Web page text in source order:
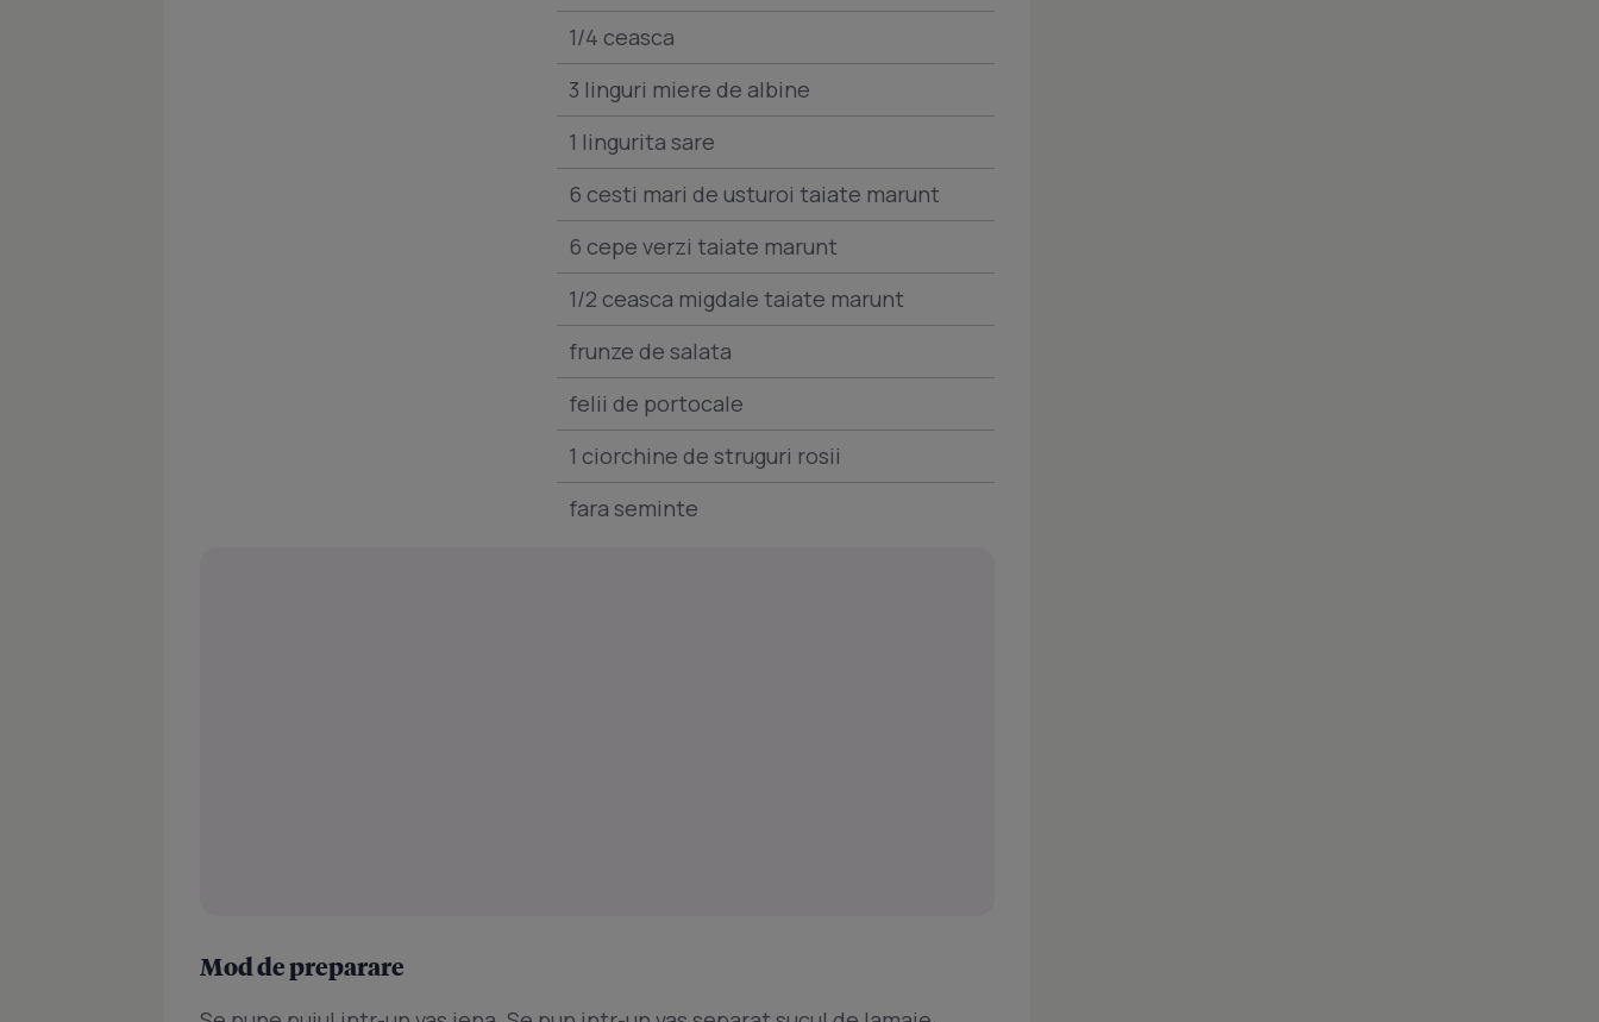
1/4 ceasca
3 linguri miere de albine
1 lingurita sare
6 cesti mari de usturoi taiate marunt
6 cepe verzi taiate marunt
1/2 ceasca migdale taiate marunt
frunze de salata
felii de portocale
1 ciorchine de struguri rosii
fara seminte
Mod de preparare